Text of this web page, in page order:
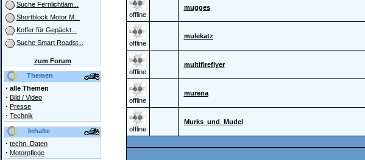
Suche Fernlichtlam...
Shortblock Motor M...
Koffer für Gepäckt...
Suche Smart Roadst...
zum Forum
Themen
· alle Themen
· Bild / Video
· Presse
· Technik
Inhalte
· techn. Daten
· Motorpflege
offline
mugges
offline
mulekatz
offline
multifireflyer
offline
murena
offline
Murks_und_Mudel